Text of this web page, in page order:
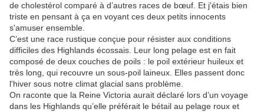
de cholestérol comparé à d’autres races de bœuf. Et j'étais bien
triste en pensant à ça en voyant ces deux petits innocents
s'amuser ensemble.
C’est une race rustique conçue pour résister aux conditions
difficiles des Highlands écossais. Leur long pelage est en fait
composé de deux couches de poils : le poil extérieur huileux et
très long, qui recouvre un sous-poil laineux. Elles passent donc
l'hiver sous notre climat glacial sans problème.
On raconte que la Reine Victoria aurait déclaré lors d’un voyage
dans les Highlands qu’elle préférait le bétail au pelage roux et